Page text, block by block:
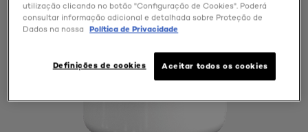
utilização clicando no botão "Configuração de Cookies". Poderá
consultar informação adicional e detalhada sobre Proteção de
Dados na nossa
Política de Privacidade
Definições de cookies Aceitar todos os cookies